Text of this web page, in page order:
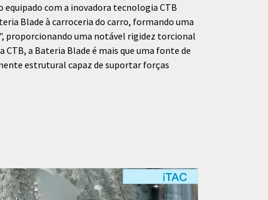
equipado com a inovadora tecnologia СТВ
Blade à carroceria do carro, formando uma
proporcionando uma notável rigidez torcional
CTB, a Bateria Blade é mais que uma fonte de
estrutural capaz de suportar forças